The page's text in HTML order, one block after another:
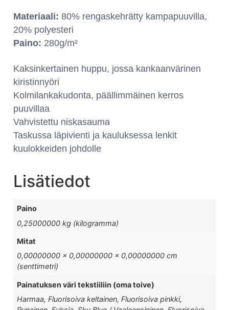
Materiaali: 80% rengaskehrätty kampapuuvilla,
20% polyesteri
Paino: 280g/m²
Kaksinkertainen huppu, jossa kankaanvärinen
kiristinnyöri
Kolmilankakudonta, päällimmäinen kerros
puuvillaa
Vahvistettu niskasauma
Taskussa läpivienti ja kauluksessa lenkit
kuulokkeiden johdolle
Lisätiedot
Paino
0,25000000 kg (kilogramma)
Mitat
0,00000000 × 0,00000000 × 0,00000000 cm
(senttimetri)
Painatuksen väri tekstiiliin (oma toive)
Harmaa, Fluorisoiva keltainen, Fluorisoiva pinkki,